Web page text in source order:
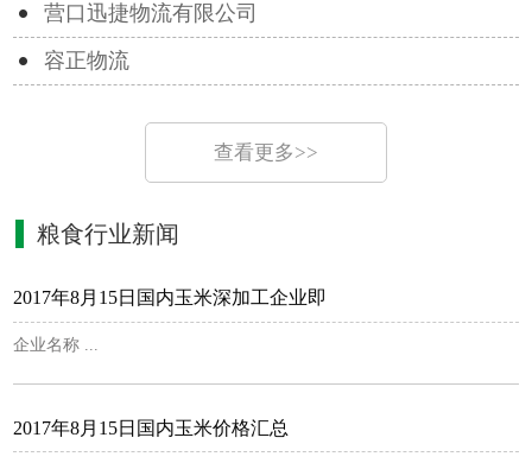
营口迅捷物流有限公司
容正物流
查看更多>>
粮食行业新闻
2017年8月15日国内玉米深加工企业即
企业名称 ...
2017年8月15日国内玉米价格汇总